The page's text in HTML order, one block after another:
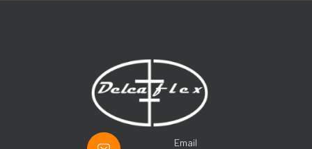
Email